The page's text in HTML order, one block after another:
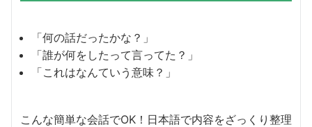
「何の話だったかな？」
「誰が何をしたって言ってた？」
「これはなんていう意味？」
こんな簡単な会話でOK！日本語で内容をざっくり整理